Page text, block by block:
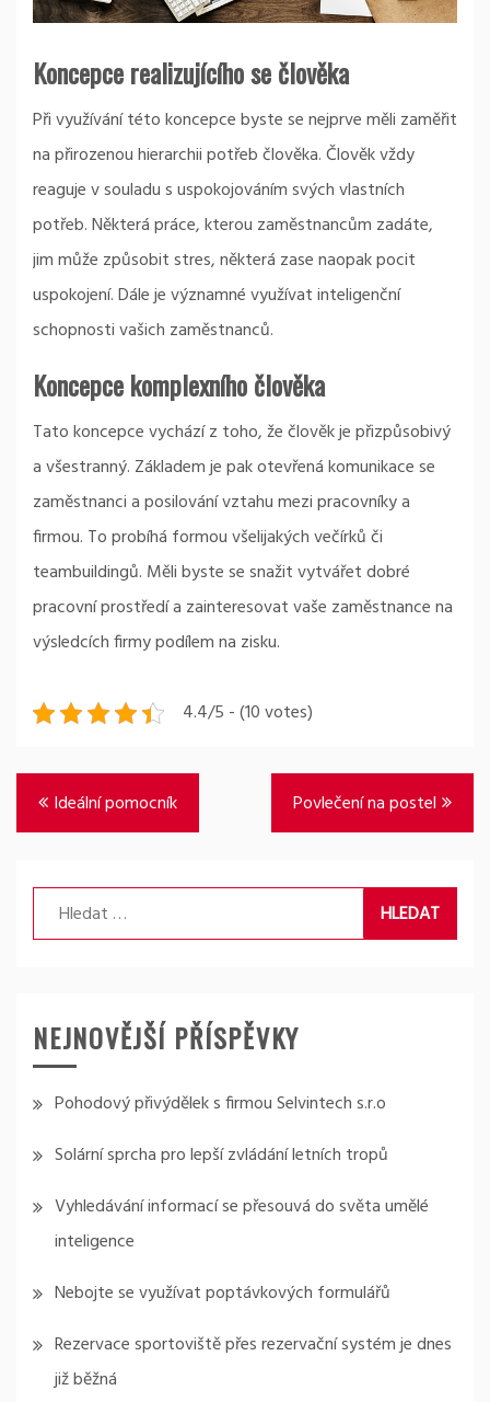
Koncepce realizujícího se člověka
Při využívání této koncepce byste se nejprve měli zaměřit
na přirozenou hierarchii potřeb člověka. Člověk vždy
reaguje v souladu s uspokojováním svých vlastních
potřeb. Některá práce, kterou zaměstnancům zadáte,
jim může způsobit stres, některá zase naopak pocit
uspokojení. Dále je významné využívat inteligenční
schopnosti vašich zaměstnanců.
Koncepce komplexního člověka
Tato koncepce vychází z toho, že člověk je přizpůsobivý
a všestranný. Základem je pak otevřená komunikace se
zaměstnanci a posilování vztahu mezi pracovníky a
firmou. To probíhá formou všelijakých večírků či
teambuildingů. Měli byste se snažit vytvářet dobré
pracovní prostředí a zainteresovat vaše zaměstnance na
výsledcích firmy podílem na zisku.
4.4/5 - (10 votes)
Navigace
pro
Ideální pomocník Povlečení na postel
Vyhledávání
NEJNOVĚJŠÍ PŘÍSPĚVKY
Pohodový přivýdělek s firmou Selvintech s.r.o
Solární sprcha pro lepší zvládání letních tropů
Vyhledávání informací se přesouvá do světa umělé
inteligence
Nebojte se využívat poptávkových formulářů
Rezervace sportoviště přes rezervační systém je dnes
již běžná